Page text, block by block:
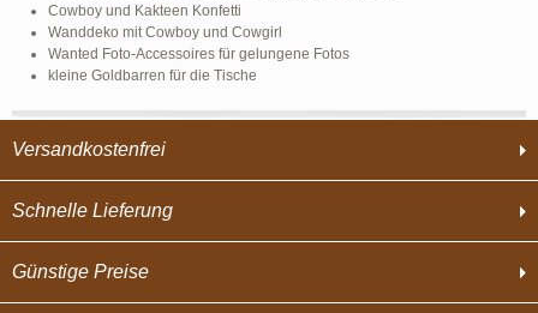
Versandkostenfrei
Schnelle Lieferung
Günstige Preise
Cowboy und Kakteen Konfetti
Wanddeko mit Cowboy und Cowgirl
Wanted Foto-Accessoires für gelungene Fotos
kleine Goldbarren für die Tische